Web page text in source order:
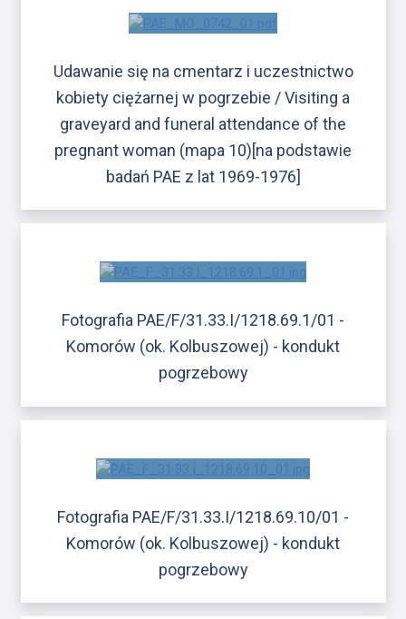
Udawanie się na cmentarz i uczestnictwo
kobiety ciężarnej w pogrzebie / Visiting a
graveyard and funeral attendance of the
pregnant woman (mapa 10)[na podstawie
badań PAE z lat 1969-1976]
Fotografia PAE/F/31.33.I/1218.69.1/01 -
Komorów (ok. Kolbuszowej) - kondukt
pogrzebowy
Fotografia PAE/F/31.33.I/1218.69.10/01 -
Komorów (ok. Kolbuszowej) - kondukt
pogrzebowy